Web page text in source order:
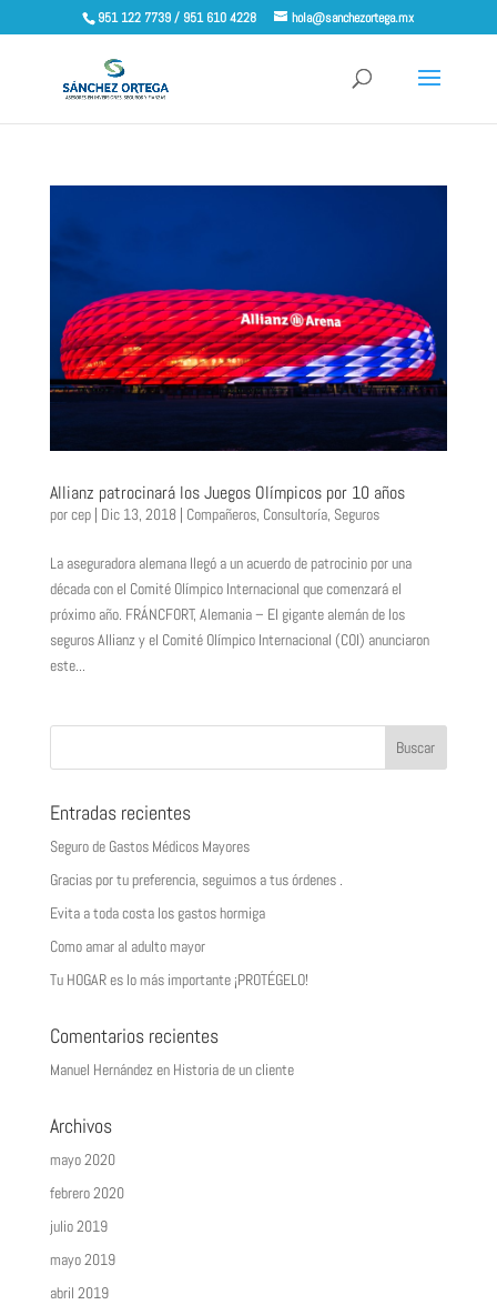
951 122 7739 / 951 610 4228 hola@sanchezortega.mx
Allianz patrocinará los Juegos Olímpicos por 10 años
porcep| Dic 13, 2018| Compañeros, Consultoría, Seguros
La aseguradora alemana llegó a un acuerdo de patrocinio por una
década con el Comité Olímpico Internacional que comenzará el
próximo año. FRÁNCFORT, Alemania – El gigante alemán de los
seguros Allianz y el Comité Olímpico Internacional (COI) anunciaron
este...
Entradas recientes
Seguro de Gastos Médicos Mayores
Gracias por tu preferencia, seguimos a tus órdenes .
Evita a toda costa los gastos hormiga
Como amar al adulto mayor
Tu HOGAR es lo más importante ¡PROTÉGELO!
Comentarios recientes
Manuel Hernándezen Historia de un cliente
Archivos
mayo 2020
febrero 2020
julio 2019
mayo 2019
abril 2019